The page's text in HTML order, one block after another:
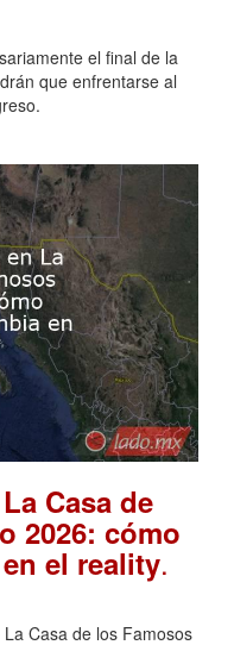
el final de la
que enfrentarse al
Casa de
2026: cómo
el reality.
Casa de los Famosos